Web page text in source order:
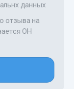
данных
отзыва на
ОН